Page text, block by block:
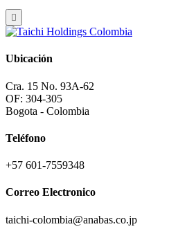
Ubicación
Cra. 15 No. 93A-62
OF: 304-305
Bogota - Colombia
Teléfono
+57 601-7559348
Correo Electronico
taichi-colombia@anabas.co.jp